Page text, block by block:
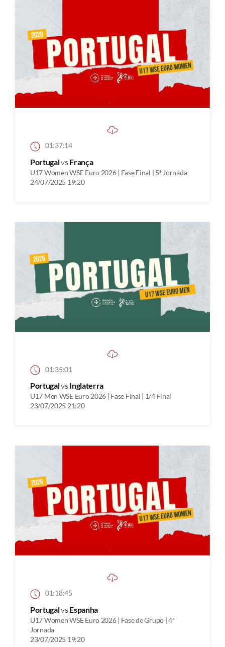
01:37:14
Portugalvs França
U17 Women WSE Euro 2026 | Fase Final | 5ª Jornada
24/07/2025 19:20
01:35:01
Portugalvs Inglaterra
U17 Men WSE Euro 2026 | Fase Final | 1/4 Final
23/07/2025 21:20
01:18:45
Portugalvs Espanha
U17 Women WSE Euro 2026 | Fase de Grupo | 4ª
Jornada
23/07/2025 19:20